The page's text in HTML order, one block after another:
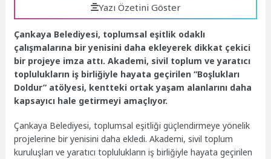
Yazı Özetini Göster
Çankaya Belediyesi, toplumsal eşitlik odaklı
çalışmalarına bir yenisini daha ekleyerek dikkat çekici
bir projeye imza attı. Akademi, sivil toplum ve yaratıcı
toplulukların iş birliğiyle hayata geçirilen “Boşlukları
Doldur” atölyesi, kentteki ortak yaşam alanlarını daha
kapsayıcı hale getirmeyi amaçlıyor.
Çankaya Belediyesi, toplumsal eşitliği güçlendirmeye yönelik
projelerine bir yenisini daha ekledi. Akademi, sivil toplum
kuruluşları ve yaratıcı toplulukların iş birliğiyle hayata geçirilen